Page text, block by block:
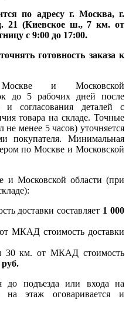
по адресу г. Москва, г.
21 (Киевское ш., 7 км. от
с 9:00 до 17:00.
готовность заказа к
и Московской
до 5 рабочих дней после
согласования деталей с
товара на складе. Точные
не менее 5 часов) уточняется
покупателя. Минимальная
по Москве и Московской
и Московской области (при
доставки составляет 1 000
МКАД стоимость доставки
30 км. от МКАД стоимость
руб.
до подъезда или входа на
на этаж оговаривается и